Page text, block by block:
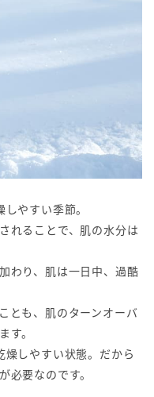
やすい季節。
れることで、肌の水分は
わり、肌は一日中、過酷
とも、肌のターンオーバ
す。
しやすい状態。だから
必要なのです。